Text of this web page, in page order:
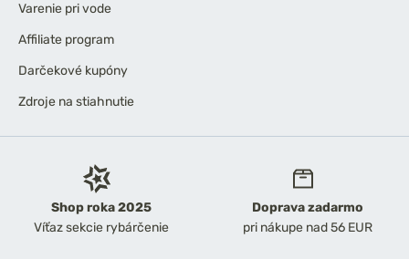
Shop roka 2025
Víťaz sekcie rybárčenie
Doprava zadarmo
pri nákupe nad 56 EUR
Varenie pri vode
Affiliate program
Darčekové kupóny
Zdroje na stiahnutie